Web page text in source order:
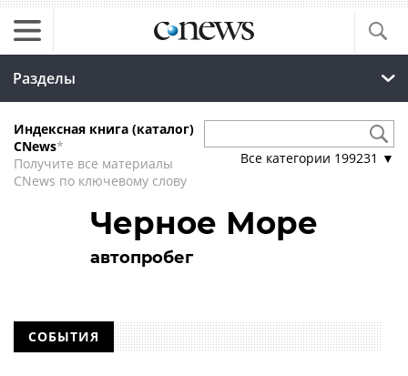
Разделы
Индексная книга (каталог)
CNews*
Получите все материалы
CNews по ключевому слову
Все категории 199231 ▼
Черное Море
автопробег
СОБЫТИЯ